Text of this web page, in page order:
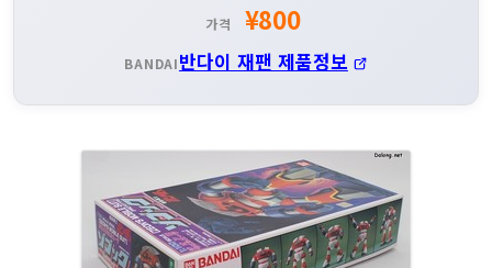
가격 ¥800
BANDAI반다이 재팬 제품정보